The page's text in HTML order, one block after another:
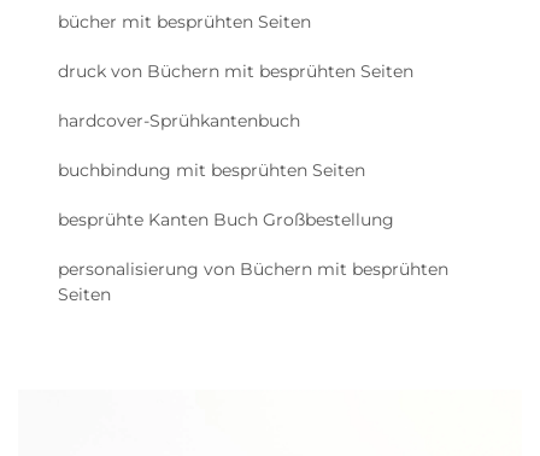
bücher mit besprühten Seiten
druck von Büchern mit besprühten Seiten
hardcover-Sprühkantenbuch
buchbindung mit besprühten Seiten
besprühte Kanten Buch Großbestellung
personalisierung von Büchern mit besprühten
Seiten